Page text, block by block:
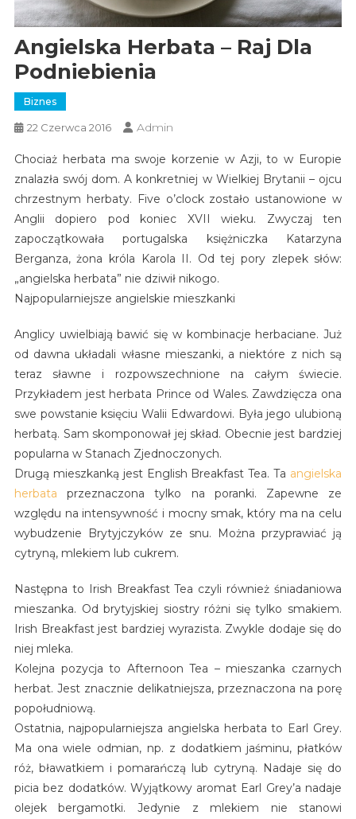
Angielska Herbata – Raj Dla
Podniebienia
Biznes
22 Czerwca 2016 Admin
Chociaż herbata ma swoje korzenie w Azji, to w Europie
znalazła swój dom. A konkretniej w Wielkiej Brytanii – ojcu
chrzestnym herbaty. Five o’clock zostało ustanowione w
Anglii dopiero pod koniec XVII wieku. Zwyczaj ten
zapoczątkowała portugalska księżniczka Katarzyna
Berganza, żona króla Karola II. Od tej pory zlepek słów:
„angielska herbata” nie dziwił nikogo.
Najpopularniejsze angielskie mieszkanki
Anglicy uwielbiają bawić się w kombinacje herbaciane. Już
od dawna układali własne mieszanki, a niektóre z nich są
teraz sławne i rozpowszechnione na całym świecie.
Przykładem jest herbata Prince od Wales. Zawdzięcza ona
swe powstanie księciu Walii Edwardowi. Była jego ulubioną
herbatą. Sam skomponował jej skład. Obecnie jest bardziej
popularna w Stanach Zjednoczonych.
Drugą mieszkanką jest English Breakfast Tea. Ta angielska
herbata przeznaczona tylko na poranki. Zapewne ze
względu na intensywność i mocny smak, który ma na celu
wybudzenie Brytyjczyków ze snu. Można przyprawiać ją
cytryną, mlekiem lub cukrem.
Następna to Irish Breakfast Tea czyli również śniadaniowa
mieszanka. Od brytyjskiej siostry różni się tylko smakiem.
Irish Breakfast jest bardziej wyrazista. Zwykle dodaje się do
niej mleka.
Kolejna pozycja to Afternoon Tea – mieszanka czarnych
herbat. Jest znacznie delikatniejsza, przeznaczona na porę
popołudniową.
Ostatnia, najpopularniejsza angielska herbata to Earl Grey.
Ma ona wiele odmian, np. z dodatkiem jaśminu, płatków
róż, bławatkiem i pomarańczą lub cytryną. Nadaje się do
picia bez dodatków. Wyjątkowy aromat Earl Grey’a nadaje
olejek bergamotki. Jedynie z mlekiem nie stanowi